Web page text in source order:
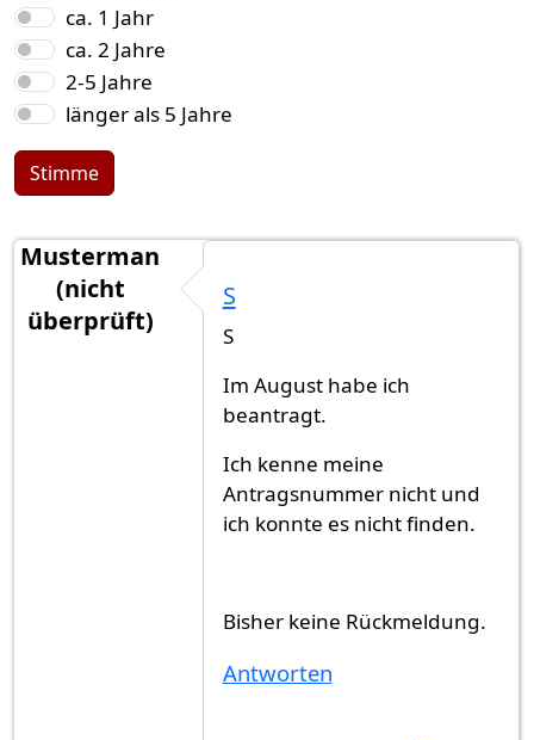
ca. 1 Jahr
ca. 2 Jahre
2-5 Jahre
länger als 5 Jahre
Stimme
Musterman
(nicht
überprüft)
S
S
Im August habe ich
beantragt.
Ich kenne meine
Antragsnummer nicht und
ich konnte es nicht finden.
Bisher keine Rückmeldung.
Antworten